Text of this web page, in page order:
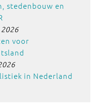
stedenbouw en
voor
in Nederland